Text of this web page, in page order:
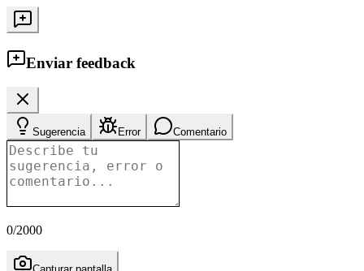
Enviar feedback
Sugerencia Error Comentario
0/2000